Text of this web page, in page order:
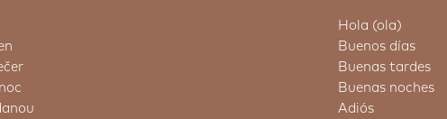
Hola (ola)
Buenos días
Buenas tardes
Buenas noches
Adiós